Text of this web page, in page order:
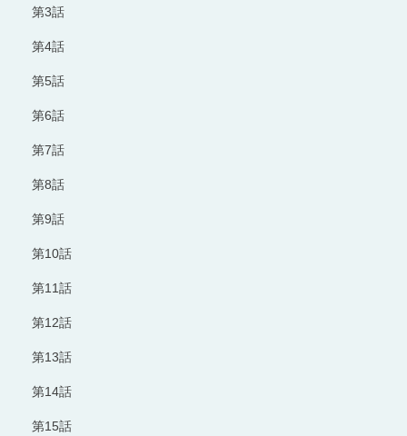
第3話
第4話
第5話
第6話
第7話
第8話
第9話
第10話
第11話
第12話
第13話
第14話
第15話